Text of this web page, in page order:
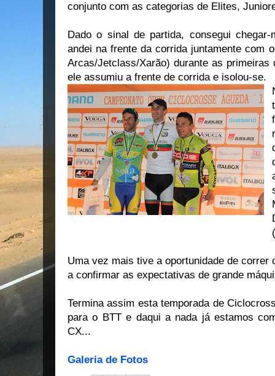
conjunto com as categorias de Elites,
Dado o sinal de partida, consegui
andei na frente da corrida juntamente com
Arcas/Jetclass/Xarão) durante as primeiras
ele assumiu a frente de corrida e isolou-se.
Uma vez mais tive a oportunidade de correr
a confirmar as expectativas de grande
Termina assim esta temporada de
para o BTT e daqui a nada já estamos
CX...
Galeria de Fotos